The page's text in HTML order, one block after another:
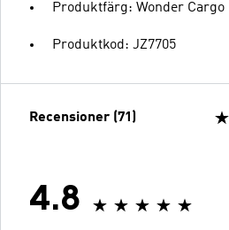
Produktfärg: Wonder Cargo
Produktkod: JZ7705
Recensioner (71)
4.8